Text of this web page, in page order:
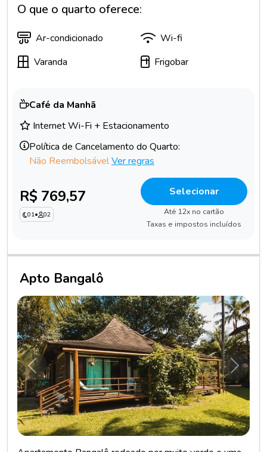
O que o quarto oferece:
Ar-condicionado
Wi-fi
Varanda
Frigobar
Café da Manhã
Internet Wi-Fi + Estacionamento
Política de Cancelamento do Quarto:
Não ReembolsávelVer regras
R$ 769,57
01• 02
Selecionar
Até 12x no cartão
Taxas e impostos incluídos
Apto Bangalô
Anterior